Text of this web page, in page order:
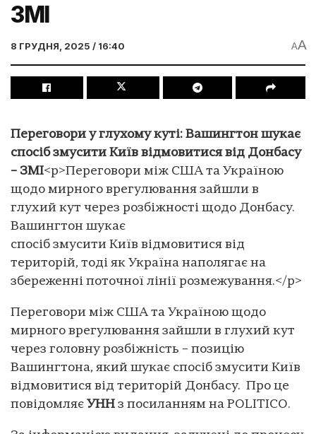
ЗМІ
8 ГРУДНЯ, 2025 / 16:40 AA
Переговори у глухому куті: Вашингтон шукає
спосіб змусити Київ відмовитися від Донбасу
– ЗМІ<p>Переговори між США та Україною
щодо мирного врегулювання зайшли в
глухий кут через розбіжності щодо Донбасу.
Вашингтон шукає
спосіб змусити Київ відмовитися від
територій, тоді як Україна наполягає на
збереженні поточної лінії розмежування.</p>
Переговори між США та Україною щодо
мирного врегулювання зайшли в глухий кут
через головну розбіжність – позицію
Вашингтона, який шукає спосіб змусити Київ
відмовитися від територій Донбасу. Про це
повідомляє УНН з посиланням на POLITICO.